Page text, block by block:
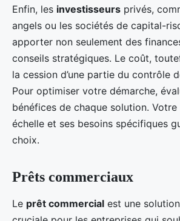
Enfin, les investisseurs privés,
angels ou les sociétés de capital-
apporter non seulement des
conseils stratégiques. Le coût,
la cession d’une partie du contrôle
Pour optimiser votre démarche,
bénéfices de chaque solution.
échelle et ses besoins spécifiques
choix.
Prêts commerciaux
Le prêt commercial est une